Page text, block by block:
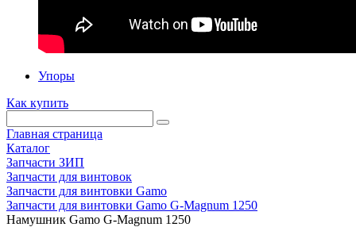
Упоры
Как купить
Главная страница
Каталог
Запчасти ЗИП
Запчасти для винтовок
Запчасти для винтовки Gamo
Запчасти для винтовки Gamo G-Magnum 1250
Намушник Gamo G-Magnum 1250